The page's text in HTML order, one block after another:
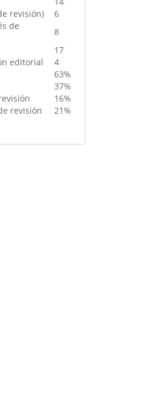
revisión)
6
de
8
17
editorial
4
63%
37%
16%
revisión
21%